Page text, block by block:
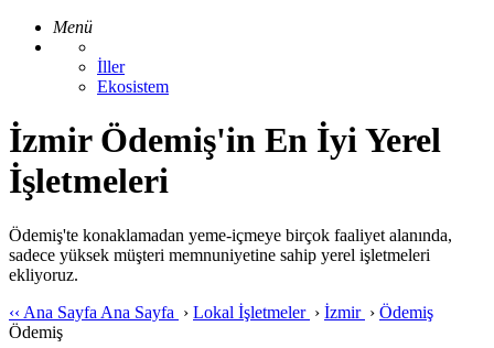
Menü
İller
Ekosistem
İzmir Ödemiş'in En İyi Yerel
İşletmeleri
Ödemiş'te konaklamadan yeme-içmeye birçok faaliyet alanında,
sadece yüksek müşteri memnuniyetine sahip yerel işletmeleri
ekliyoruz.
‹‹ Ana Sayfa Ana Sayfa › Lokal İşletmeler › İzmir › Ödemiş
Ödemiş